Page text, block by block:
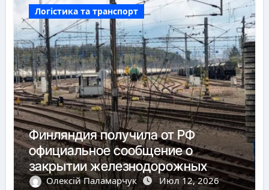
Логістика та транспорт
Финляндия получила от РФ
официальное сообщение о
закрытии железнодорожных
пунктов пропуска
Олексій Паламарчук Июл 12, 2026